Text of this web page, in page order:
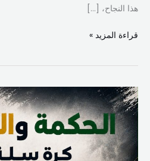
هذا النجاح، […]
قراءة المزيد »
الحكمة
والرياضي:
كرة
سلة،